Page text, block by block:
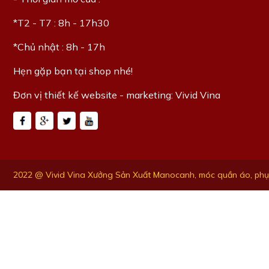
*T2 - T7 : 8h - 17h30
*Chủ nhật : 8h - 17h
Hẹn gặp bạn tại shop nhé!
Đơn vị thiết kế website - marketing: Vivid Vina
2022 @ Vivid Vina Xưởng Sản Xuất Manocanh, móc quần áo,